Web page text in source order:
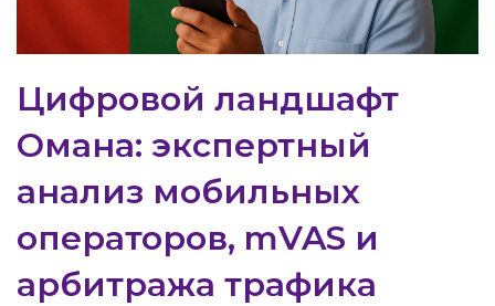
Цифровой ландшафт
Омана: экспертный
анализ мобильных
операторов, mVAS и
арбитража трафика